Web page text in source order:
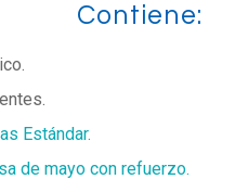
Contiene:
Estándar.
de mayo con refuerzo.